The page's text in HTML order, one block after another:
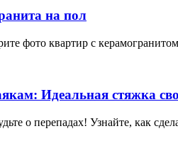
на пол
фото квартир с
Идеальная стяжка
о перепадах! Узнайте, как